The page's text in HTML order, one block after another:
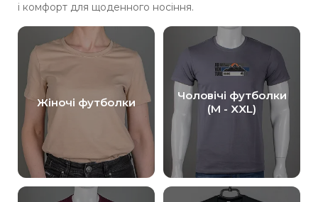
і комфорт для щоденного носіння.
Жіночі футболки
Чоловічі футболки
(M - XXL)